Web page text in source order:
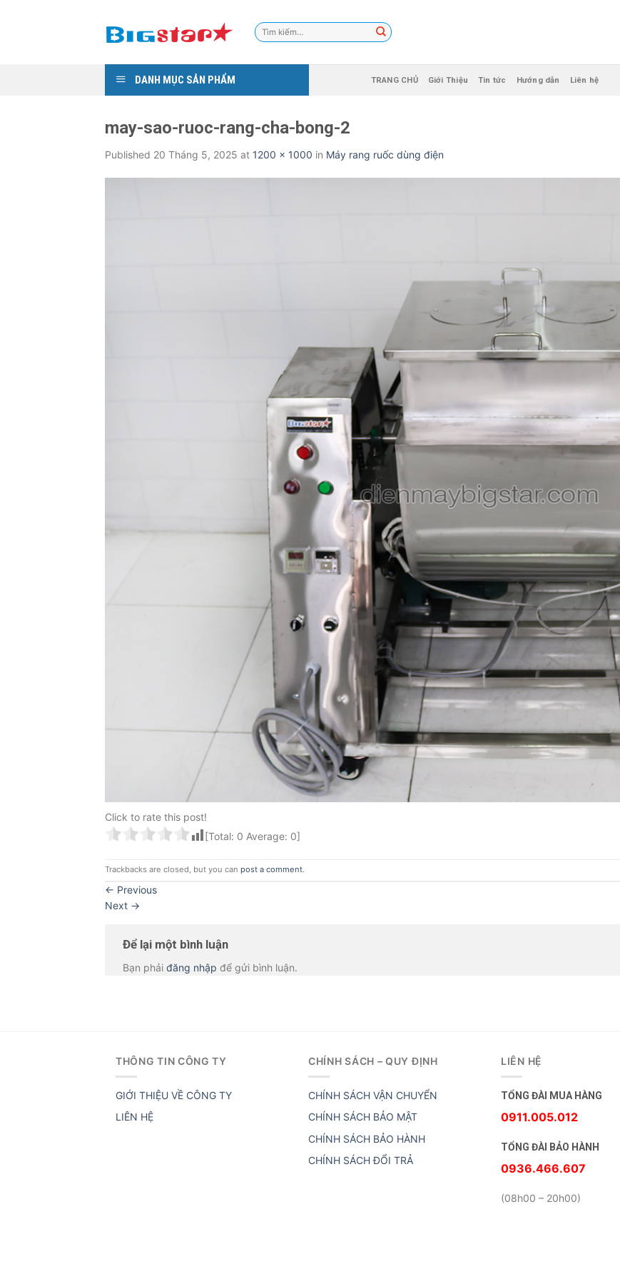
Tìm
kiếm:
DANH MỤC SẢN PHẨM TRANG CHỦ Giới Thiệu Tin tức Hướng dẫn Liên hệ
may-sao-ruoc-rang-cha-bong-2
Published 20 Tháng 5, 2025 at 1200 × 1000 in Máy rang ruốc dùng điện
Click to rate this post!
[Total: 0 Average: 0]
Trackbacks are closed, but you can post a comment.
← Previous
Next →
Để lại một bình luận
Bạn phải đăng nhập để gửi bình luận.
THÔNG TIN CÔNG TY
GIỚI THIỆU VỀ CÔNG TY
LIÊN HỆ
CHÍNH SÁCH – QUY ĐỊNH
CHÍNH SÁCH VẬN CHUYỂN
CHÍNH SÁCH BẢO MẬT
CHÍNH SÁCH BẢO HÀNH
CHÍNH SÁCH ĐỔI TRẢ
LIÊN HỆ
TỔNG ĐÀI MUA HÀNG
0911.005.012
TỔNG ĐÀI BẢO HÀNH
0936.466.607
(08h00 – 20h00)